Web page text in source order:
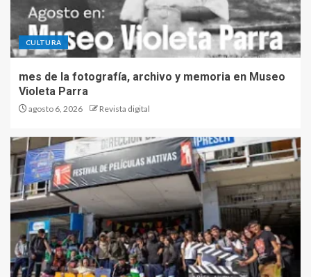
CULTURA
mes de la fotografía, archivo y memoria en Museo
Violeta Parra
agosto 6, 2026 Revista digital